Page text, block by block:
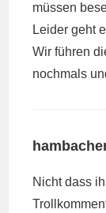
müssen
Leider geht
Wir führen
nochmals
Nicht dass